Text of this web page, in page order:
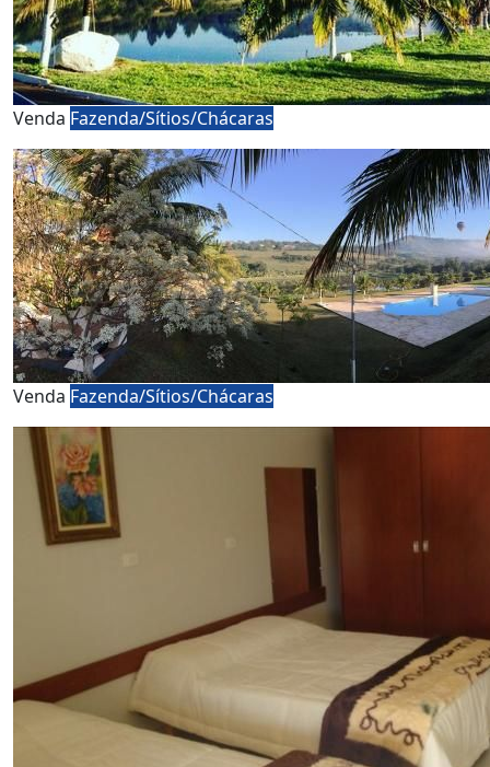
Venda Fazenda/Sítios/Chácaras
Venda Fazenda/Sítios/Chácaras